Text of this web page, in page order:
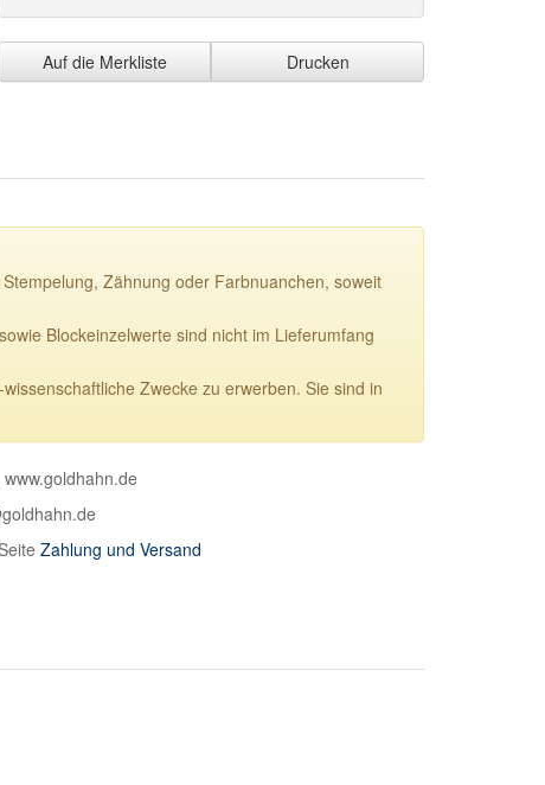
Auf die Merkliste Drucken
Zähnung oder Farbnuanchen, soweit
Blockeinzelwerte sind nicht im Lieferumfang
Zwecke zu erwerben. Sie sind in
Zahlung und Versand